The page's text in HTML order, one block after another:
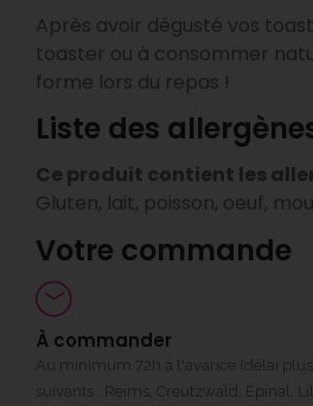
Après avoir dégusté vos
toaster ou à consommer
forme lors du repas !
Liste des
Ce produit contient les
Gluten, lait, poisson, oeuf,
Votre commande
À commander
Au minimum 72h à l'avance (délai
suivants : Reims, Creutzwald, Épinal,